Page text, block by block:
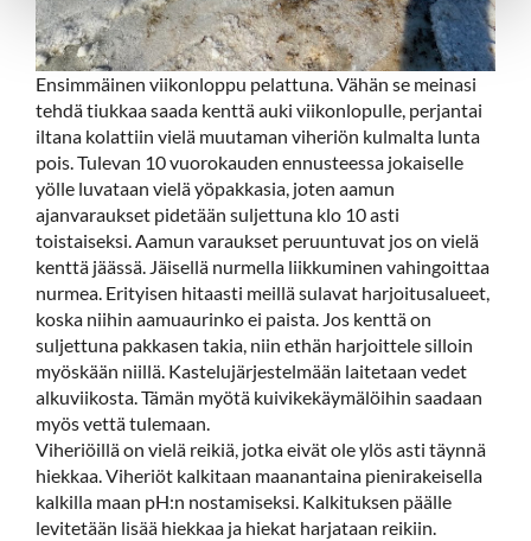
Ensimmäinen viikonloppu pelattuna. Vähän se meinasi
tehdä tiukkaa saada kenttä auki viikonlopulle, perjantai
iltana kolattiin vielä muutaman viheriön kulmalta lunta
pois. Tulevan 10 vuorokauden ennusteessa jokaiselle
yölle luvataan vielä yöpakkasia, joten aamun
ajanvaraukset pidetään suljettuna klo 10 asti
toistaiseksi. Aamun varaukset peruuntuvat jos on vielä
kenttä jäässä. Jäisellä nurmella liikkuminen vahingoittaa
nurmea. Erityisen hitaasti meillä sulavat harjoitusalueet,
koska niihin aamuaurinko ei paista. Jos kenttä on
suljettuna pakkasen takia, niin ethän harjoittele silloin
myöskään niillä. Kastelujärjestelmään laitetaan vedet
alkuviikosta. Tämän myötä kuivikekäymälöihin saadaan
myös vettä tulemaan.
Viheriöillä on vielä reikiä, jotka eivät ole ylös asti täynnä
hiekkaa. Viheriöt kalkitaan maanantaina pienirakeisella
kalkilla maan pH:n nostamiseksi. Kalkituksen päälle
levitetään lisää hiekkaa ja hiekat harjataan reikiin.